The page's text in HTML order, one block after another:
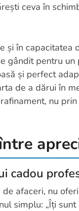
ceva în
și în capacitatea
gândit pentru
și perfect
de a dărui în
nu
cadou
afaceri, nu
simplu: „Îți